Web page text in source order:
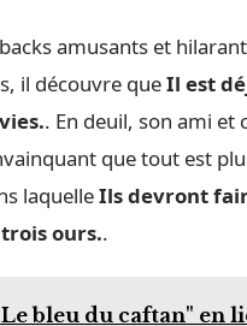
amusants et
il découvre queIl est
. En deuil, son ami et
que tout est
laquelleIls devront
ours..
bleu du caftan" en